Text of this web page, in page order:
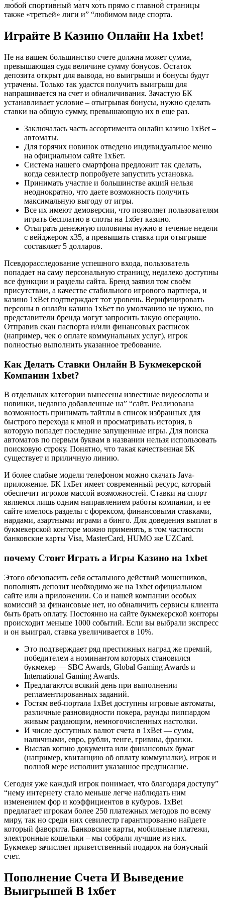
любой спортивный матч хоть прямо с главной страницы
также «третьей» лиги и” “любимом виде спорта.
Играйте В Казино Онлайн На 1xbet!
Не на вашем большинство счете должна может сумма,
превышающая судя величине сумму бонусов. Остаток
депозита открыт для вывода, но выигрыши и бонусы будут
утрачены. Только так удастся получить выигрыш для
напрашивается на счет и обналичивания. Зачастую БК
устанавливает условие – отыгрывая бонусы, нужно сделать
ставки на общую сумму, превышающую их в еще раз.
Заключалась часть ассортимента онлайн казино 1xBet –
автоматы.
Для горячих новинок отведено индивидуальное меню
на официальном сайте 1хБет.
Система нашего смартфона предложит так сделать,
когда севилестр попробуете запустить установка.
Принимать участие и большинстве акций нельзя
неоднократно, что даете возможность получить
максимальную выгоду от игры.
Все их имеют демоверсии, что позволяет пользователям
играть бесплатно в слоты на 1хбет казино.
Отыграть денежную половины нужно в течение недели
с вейджером х35, а превышать ставка при отыгрыше
составляет 5 долларов.
Псевдорасследование успешного входа, пользователь
попадает на саму персональную страницу, недалеко доступны
все функции и разделы сайта. Бренд заявил том своём
присутствии, а качестве стабильного игрового партнера, и
казино 1xBet подтверждает тот уровень. Верифицировать
персоны в онлайн казино 1хБет по умолчанию не нужно, но
представители бренда могут запросить такую операцию.
Отправив скан паспорта и/или финансовых расписок
(например, чек о оплате коммунальных услуг), игрок
полностью выполнить указанное требование.
Как Делать Ставки Онлайн В Букмекерской
Компании 1xbet?
В отдельных категории вынесены известные видеослоты и
новинки, недавно добавленные на” “сайт. Реализована
возможность принимать тайтлы в список избранных для
быстрого перехода к мной и просматривать история, в
которую попадет последние запущенные игры. Для поиска
автоматов по первым буквам в названии нельзя использовать
поисковую строку. Понятно, что такая качественная БК
существует и приличную линию.
И более слабые модели телефоном можно скачать Java-
приложение. БК 1хБет имеет современный ресурс, который
обеспечит игроков массой возможностей. Ставки на спорт
являемся лишь одним направлением работы компании, и ее
сайте имелось разделы с форексом, финансовыми ставками,
нардами, азартными играми а бинго. Для доведения выплат в
букмекерской конторе можно применять, в том частности
банковские карты Visa, MasterCard, HUMO же UZCard.
почему Стоит Играть а Игры Казино на 1xbet
Этого обезопасить себя остального действий мошенников,
пополнять депозит необходимо же на 1xbet официальном
сайте или а приложении. Со и нашей компании особых
комиссий за финансовые нет, но обналичить сервисы клиента
быть брать оплату. Постоянно на сайте букмекерской конторы
происходит меньше 1000 событий. Если вы выбрали экспресс
и он выиграл, ставка увеличивается в 10%.
Это подтверждает ряд престижных наград же премий,
победителем а номинантом которых становился
букмекер — SBC Awards, Global Gaming Awards и
International Gaming Awards.
Предлагаются всякий день при выполнении
регламентированных заданий.
Гостям веб-портала 1xBet доступны игровые автоматы,
различные разновидности покера, раунды пиппардом
живым раздающим, немногочисленных настолки.
И числе доступных валют счета в 1xBet — сумы,
наличными, евро, рубли, тенге, гривны, франки.
Выслав копию документа или финансовых бумаг
(например, квитанцию об оплату коммуналки), игрок и
полной мере исполнит указанное предписание.
Сегодня уже каждый игрок понимает, что благодаря доступу”
“нему интернету стало меньше легче наблюдать ним
изменением фор и коэффициентов в кубуров. 1xBet
предлагает игрокам более 250 платежных методов по всему
миру, так но среди них севилестр гарантированно найдете
который фаворита. Банковские карты, мобильные платежи,
электронные кошельки – мы собрали лучшие из них.
Букмекер зачисляет приветственный подарок на бонусный
счет.
Пополнение Счета И Выведение
Выигрышей В 1хбет